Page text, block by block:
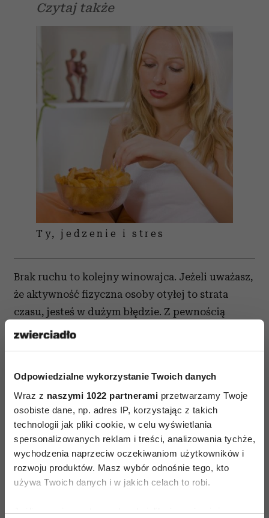
Odpowiedzialne wykorzystanie Twoich danych
Wraz z naszymi 1022 partnerami przetwarzamy Twoje
osobiste dane, np. adres IP, korzystając z takich
technologii jak pliki cookie, w celu wyświetlania
spersonalizowanych reklam i treści, analizowania tychże,
wychodzenia naprzeciw oczekiwaniom użytkowników i
rozwoju produktów. Masz wybór odnośnie tego, kto
używa Twoich danych i w jakich celach to robi.
Jeśli wyrazisz na to zgodę, chcielibyśmy również:
Czytaj także
Ty, jedzenie i stres
Brak ruchu to kolejny winowajca. Jeżeli uważasz,
że aktywność fizyczna osoby otyłej to strata
czasu, jesteś w dużym błędzie. Z pewnością
lepsze rezultaty osiągnie się, łącząc ćwiczenia
barierę niechęci do podjęcia aktywności
fizycznej. Dla wielu osób może to być nie lada
wyzwanie, szczególnie, gdy do tej pory
konsekwentnie unikały tego największego
sprzymierzeńca zdrowia. Dobrą wiadomością jest
też to, że podczas uprawiania sportu zwiększa się
poziom endorfin we krwi, czyli tzw. hormonów